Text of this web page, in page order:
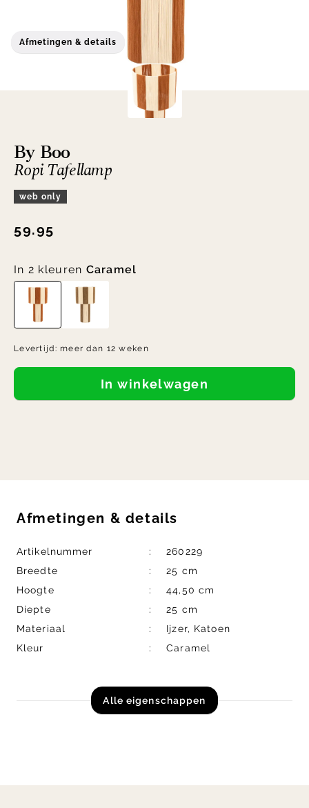
Afmetingen & details
By Boo
Ropi Tafellamp
web only
59.95
In 2 kleuren Caramel
Levertijd: meer dan 12 weken
In winkelwagen
Afmetingen & details
Artikelnummer
260229
Breedte
25 cm
Hoogte
44,50 cm
Diepte
25 cm
Materiaal
Ijzer, Katoen
Kleur
Caramel
Alle eigenschappen